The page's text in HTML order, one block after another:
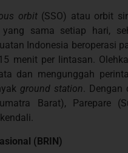
orbit(SSO) atau orbit
sama setiap hari,
Indonesia beroperasi
menit per lintasan.
dan mengunggah
ground station. Dengan
Barat), Parepare
(BRIN)